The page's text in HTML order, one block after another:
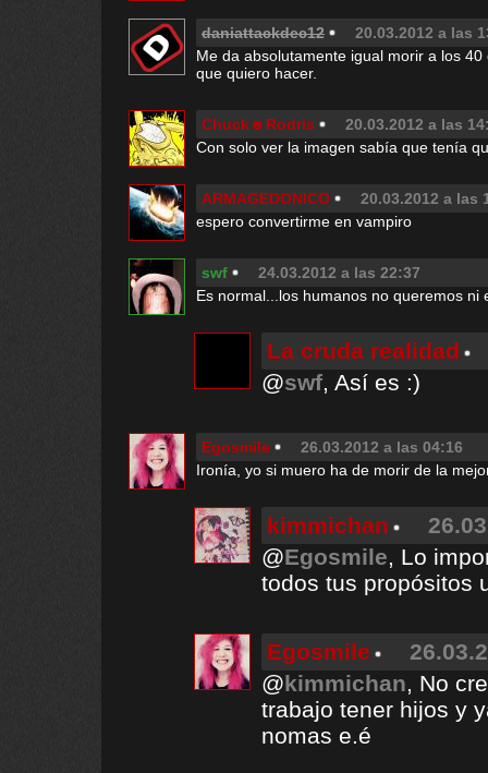
daniattackdec12
20.03.2012 a las
Me da absolutamente igual morir a los
que quiero hacer.
Chuck☻Rodris
20.03.2012 a las
Con solo ver la imagen sabía que tenía
ARMAGEDONICO
20.03.2012 a las
espero convertirme en vampiro
swf
24.03.2012 a las 22:37
Es normal...los humanos no queremos
La cruda realidad
@swf, Así es :)
Egosmile
26.03.2012 a las 04:16
Ironía, yo si muero ha de morir de la
kimmichan
@Egosmile, Lo
todos tus propósitos
Egosmile
@kimmichan, No
trabajo tener hijos y
nomas e.é